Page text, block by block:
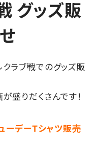
グッズ販
ラブ戦でのグッズ販
盛りだくさんです！
ーデーTシャツ販売